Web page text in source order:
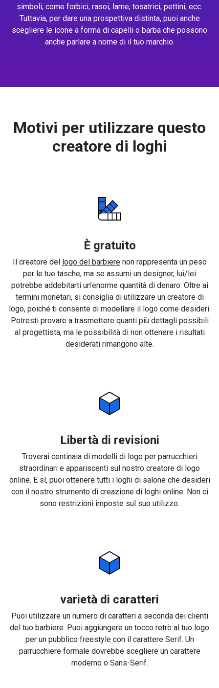
simboli, come forbici, rasoi, lame, tosatrici, pettini, ecc.
Tuttavia, per dare una prospettiva distinta, puoi anche
scegliere le icone a forma di capelli o barba che possono
anche parlare a nome di il tuo marchio.
Motivi per utilizzare questo
creatore di loghi
È gratuito
Il creatore del logo del barbierenon rappresenta un peso
per le tue tasche, ma se assumi un designer, lui/lei
potrebbe addebitarti un’enorme quantità di denaro. Oltre ai
termini monetari, si consiglia di utilizzare un creatore di
logo, poiché ti consente di modellare il logo come desideri.
Potresti provare a trasmettere quanti più dettagli possibili
al progettista, ma le possibilità di non ottenere i risultati
desiderati rimangono alte.
Libertà di revisioni
Troverai centinaia di modelli di logo per parrucchieri
straordinari e appariscenti sul nostro creatore di logo
online. E sì, puoi ottenere tutti i loghi di salone che desideri
con il nostro strumento di creazione di loghi online. Non ci
sono restrizioni imposte sul suo utilizzo.
varietà di caratteri
Puoi utilizzare un numero di caratteri a seconda dei clienti
del tuo barbiere. Puoi aggiungere un tocco retrò al tuo logo
per un pubblico freestyle con il carattere Serif. Un
parrucchiere formale dovrebbe scegliere un carattere
moderno o Sans-Serif.